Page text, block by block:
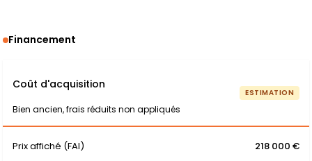
Financement
Coût d'acquisition
Bien ancien, frais réduits non appliqués
ESTIMATION
Prix affiché (FAI) 218 000 €